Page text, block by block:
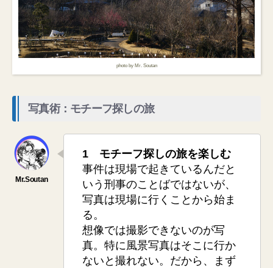
photo by Mr. Soutan
写真術：モチーフ探しの旅
1 モチーフ探しの旅を楽しむ
事件は現場で起きているんだと
いう刑事のことばではないが、
写真は現場に行くことから始ま
る。
想像では撮影できないのが写
真。特に風景写真はそこに行か
ないと撮れない。だから、まず